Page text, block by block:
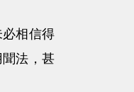
相信得
法，甚